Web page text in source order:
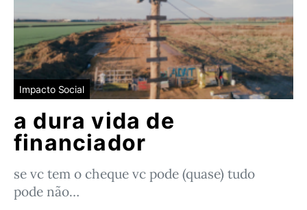
Impacto Social
a dura vida de
financiador
se vc tem o cheque vc pode (quase) tudo
pode não…